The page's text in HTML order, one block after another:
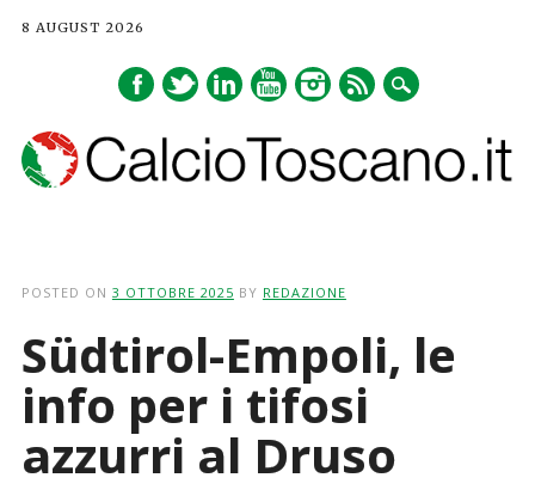
8 AUGUST 2026
POSTED ON 3 OTTOBRE 2025 BY REDAZIONE
Südtirol-Empoli, le
info per i tifosi
azzurri al Druso